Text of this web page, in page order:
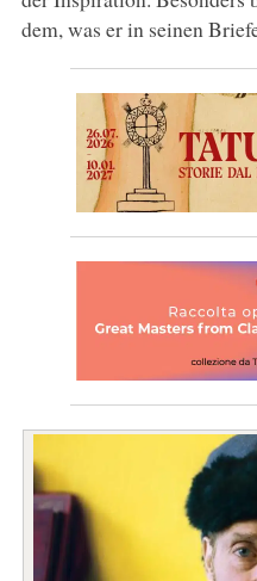
dem, was er in seinen